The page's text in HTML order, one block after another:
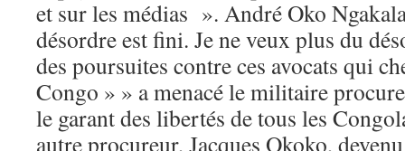
et sur les médias ». André Oko
désordre est fini. Je ne veux plus du
des poursuites contre ces avocats qui
Congo » » a menacé le militaire
le garant des libertés de tous les
autre procureur, Jacques Okoko,